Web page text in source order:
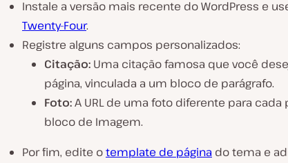
Instale a versão mais recente do WordPress e
Twenty-Four.
Registre alguns campos personalizados:
Citação: Uma citação famosa que você
página, vinculada a um bloco de parágrafo.
Foto:A URL de uma foto diferente para cada
bloco de Imagem.
Por fim, edite otemplate de página do tema e